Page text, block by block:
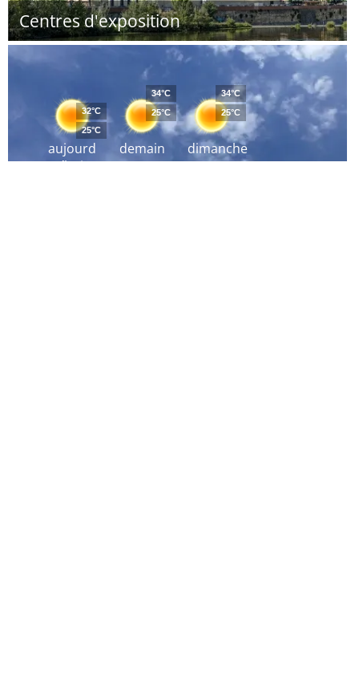
Centres d'exposition
aujourd
´hui
32°C
25°C
demain
34°C
25°C
dimanche
34°C
25°C